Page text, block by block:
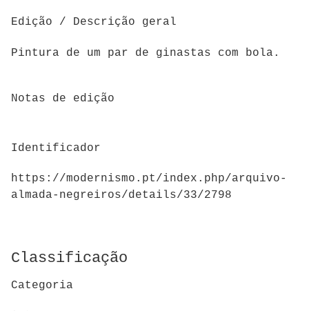
Edição / Descrição geral
Pintura de um par de ginastas com bola.
Notas de edição
Identificador
https://modernismo.pt/index.php/arquivo-
almada-negreiros/details/33/2798
Classificação
Categoria